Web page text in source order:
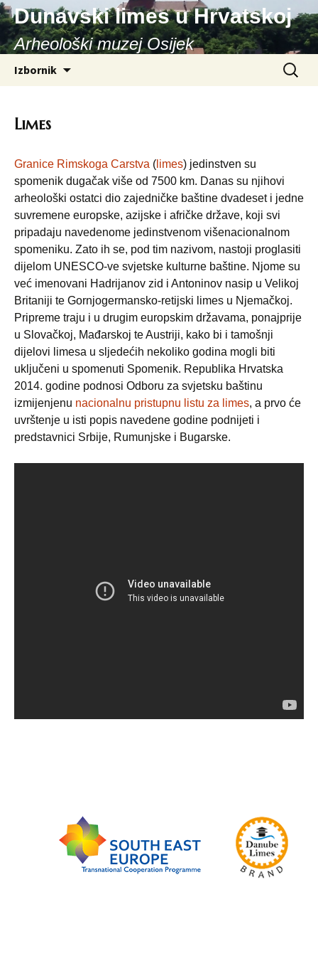
Dunavski limes u Hrvatskoj
Arheološki muzej Osijek
Izbornik
Limes
Granice Rimskoga Carstva ( limes) jedinstven su
spomenik dugačak više od 7500 km. Danas su njihovi
arheološki ostatci dio zajedničke baštine dvadeset i jedne
suvremene europske, azijske i afričke države, koji svi
pripadaju navedenome jedinstvenom višenacionalnom
spomeniku. Zato ih se, pod tim nazivom, nastoji proglasiti
dijelom UNESCO-ve svjetske kulturne baštine. Njome su
već imenovani Hadrijanov zid i Antoninov nasip u Velikoj
Britaniji te Gornjogermansko-retijski limes u Njemačkoj.
Pripreme traju i u drugim europskim državama, ponajprije
u Slovačkoj, Mađarskoj te Austriji, kako bi i tamošnji
dijelovi limesa u sljedećih nekoliko godina mogli biti
uključeni u spomenuti Spomenik. Republika Hrvatska
2014. godine podnosi Odboru za svjetsku baštinu
izmijenjenu nacionalnu pristupnu listu za limes, a prvo će
uvrštenje u isti popis navedene godine podnijeti i
predstavnici Srbije, Rumunjske i Bugarske.